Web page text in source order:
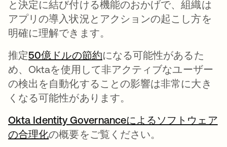
と決定に結び付ける機能のおかげで、組織は
アプリの導入状況とアクションの起こし方を
明確に理解できます。
推定50億ドルの節約新しいタブで開く
になる可能性があるた
め、Oktaを使用して非アクティブなユーザー
の検出を自動化することの影響は非常に大き
くなる可能性があります。
Okta Identity Governanceによるソフトウェア
の合理化新しいタブで開く
の概要をご覧ください。